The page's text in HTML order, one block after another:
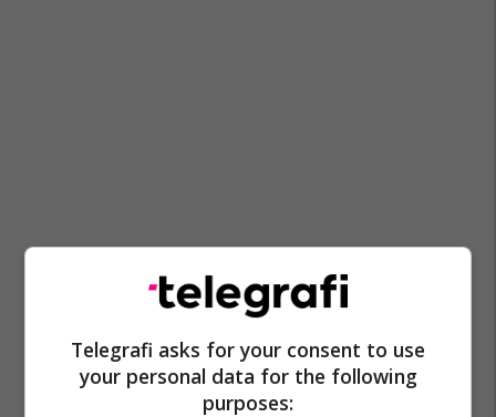
Telegrafi asks for your consent to use
your personal data for the following
purposes: